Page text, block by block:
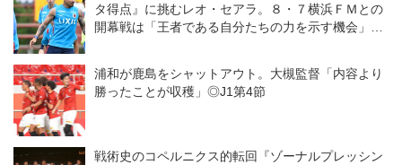
る」
タ得点』に挑むレオ・セアラ。８・７横浜ＦＭとの
開幕戦は「王者である自分たちの力を示す機会」と
浦和が鹿島をシャットアウト。大槻監督「内容より
勝ったことが収穫」◎J1第4節
戦術史のコペルニクス的転回『ゾーナルプレッシン